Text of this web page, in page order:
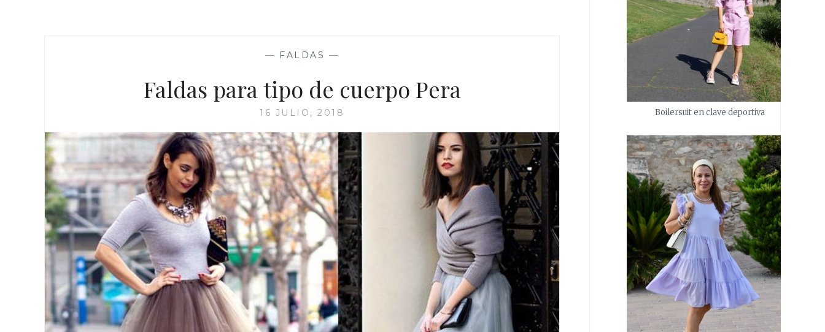
— FALDAS —
Faldas para tipo de cuerpo Pera
16 JULIO, 2018 Boilersuit en clave deportiva